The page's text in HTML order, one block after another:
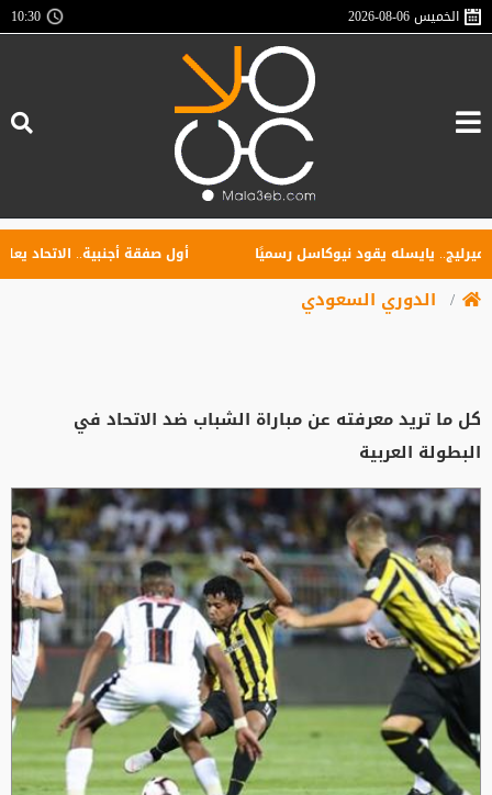
الخميس2026-08-06
10:30
يايسله يقود نيوكاسل رسميًا أول صفقة أجنبية.. الاتحاد يعلن
الدوري السعودي
كل ما تريد معرفته عن مباراة الشباب ضد الاتحاد في
البطولة العربية